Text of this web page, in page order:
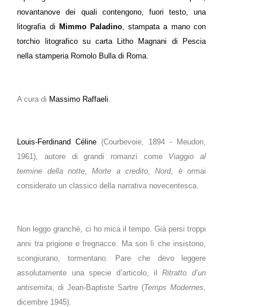
novantanove dei quali contengono, fuori testo, una
litografia di Mimmo Paladino , stampata a mano con
torchio litografico su carta Litho Magnani di Pescia
nella stamperia Romolo Bulla di Roma.
A cura di Massimo Raffaeli
Louis-Ferdinand Céline (Courbevoie, 1894 - Meudon,
1961), autore di grandi romanzi come Viaggio al
termine della notte,Morte a credito,Nord, è ormai
considerato un classico della narrativa novecentesca.
Non leggo granché, ci ho mica il tempo. Già persi troppi
anni tra prigione e fregnacce. Ma son lì che insistono,
scongiurano, tormentano. Pare che devo leggere
assolutamente una specie d’articolo, ilRitratto d’un
antisemita , di Jean-Baptiste Sartre (Temps Modernes
dicembre 1945).